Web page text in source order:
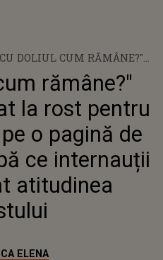
DOLIUL CUM RĂMÂNE?"
CUCIUC, LUAT LA ROST
ANUNȚUL FĂCUT PE O
DE SOCIALIZARE, DUPĂ
INTERNAUȚII AU OBSERVAT
ARTISTULUI
rămâne?"
la rost pentru
o pagină de
ce internauții
atitudinea
ELENA